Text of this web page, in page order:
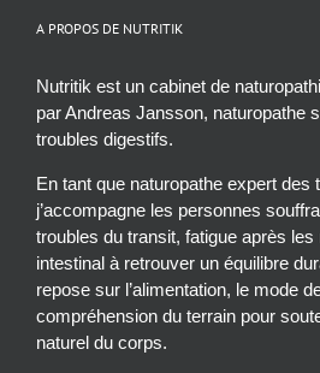
A PROPOS DE NUTRITIK
Nutritik est un cabinet de
par Andreas Jansson, naturopathe
troubles digestifs.
En tant que naturopathe expert des
j’accompagne les personnes
troubles du transit, fatigue après
intestinal à retrouver un équilibre
repose sur l’alimentation, le mode
compréhension du terrain pour
naturel du corps.